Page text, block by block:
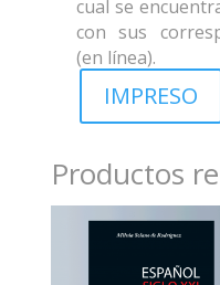
cual se
con sus
(en línea).
IMPRESO
Productos